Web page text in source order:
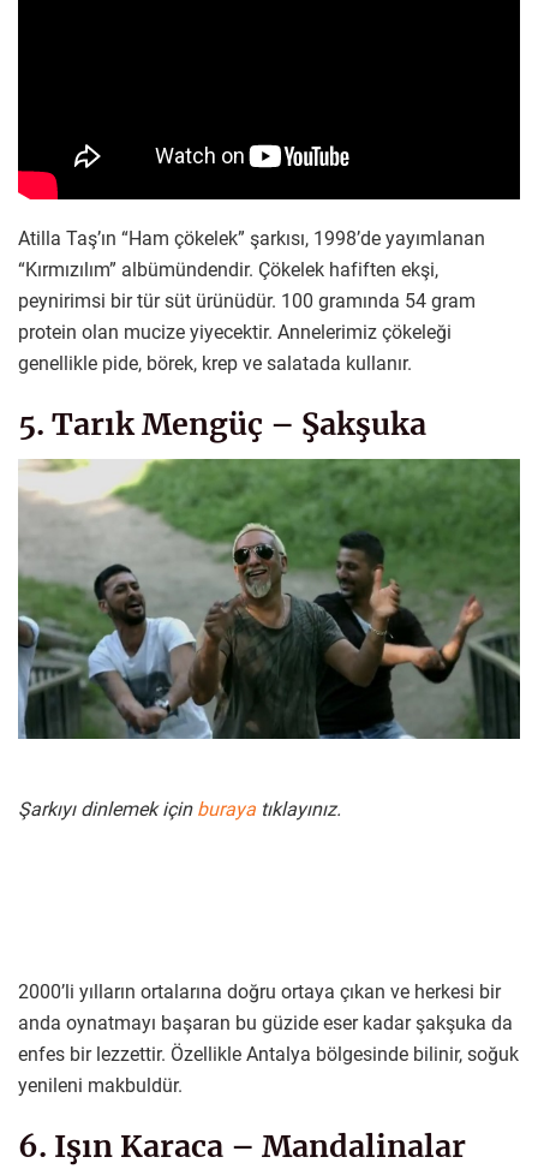
Atilla Taş’ın “Ham çökelek” şarkısı, 1998’de yayımlanan
“Kırmızılım” albümündendir. Çökelek hafiften ekşi,
peynirimsi bir tür süt ürünüdür. 100 gramında 54 gram
protein olan mucize yiyecektir. Annelerimiz çökeleği
genellikle pide, börek, krep ve salatada kullanır.
5. Tarık Mengüç – Şakşuka
Şarkıyı dinlemek için buraya tıklayınız.
2000’li yılların ortalarına doğru ortaya çıkan ve herkesi bir
anda oynatmayı başaran bu güzide eser kadar şakşuka da
enfes bir lezzettir. Özellikle Antalya bölgesinde bilinir, soğuk
yenileni makbuldür.
6. Işın Karaca – Mandalinalar